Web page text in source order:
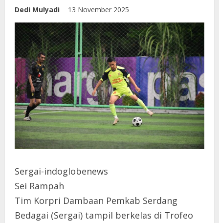
Dedi Mulyadi 13 November 2025
Sergai-indoglobenews
Sei Rampah
Tim Korpri Dambaan Pemkab Serdang
Bedagai (Sergai) tampil berkelas di Trofeo